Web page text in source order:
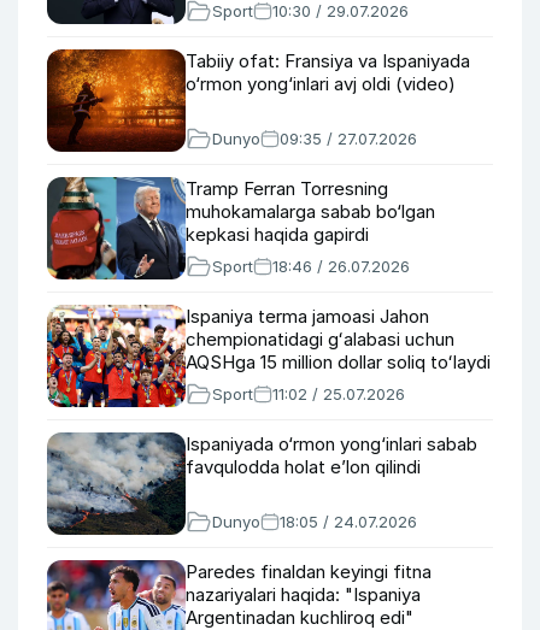
Sport 10:30 / 29.07.2026
Tabiiy ofat: Fransiya va Ispaniyada
o‘rmon yong‘inlari avj oldi (video)
Dunyo 09:35 / 27.07.2026
Tramp Ferran Torresning
muhokamalarga sabab bo‘lgan
kepkasi haqida gapirdi
Sport 18:46 / 26.07.2026
Ispaniya terma jamoasi Jahon
chempionatidagi gʻalabasi uchun
AQSHga 15 million dollar soliq toʻlaydi
Sport 11:02 / 25.07.2026
Ispaniyada o‘rmon yong‘inlari sabab
favqulodda holat e’lon qilindi
Dunyo 18:05 / 24.07.2026
Paredes finaldan keyingi fitna
nazariyalari haqida: "Ispaniya
Argentinadan kuchliroq edi"